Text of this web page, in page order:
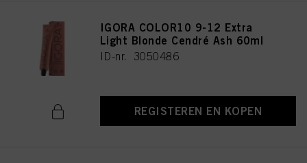
IGORA COLOR10 9-12 Extra
Light Blonde Cendré Ash 60ml
ID-nr. 3050486
REGISTEREN EN KOPEN